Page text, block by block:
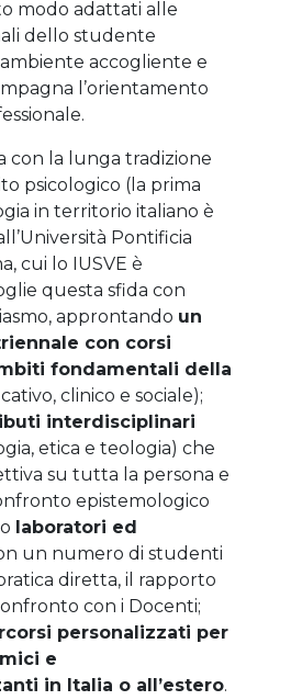
modo adattati alle
dello studente
accogliente e
l’orientamento
con la lunga tradizione
psicologico (la prima
in territorio italiano è
Pontificia
cui lo IUSVE è
questa sfida con
approntando un
con corsi
fondamentali della
clinico e sociale);
interdisciplinari
etica e teologia) che
su tutta la persona e
epistemologico
laboratori ed
un numero di studenti
diretta, il rapporto
con i Docenti;
personalizzati per
e
in Italia o all’estero.